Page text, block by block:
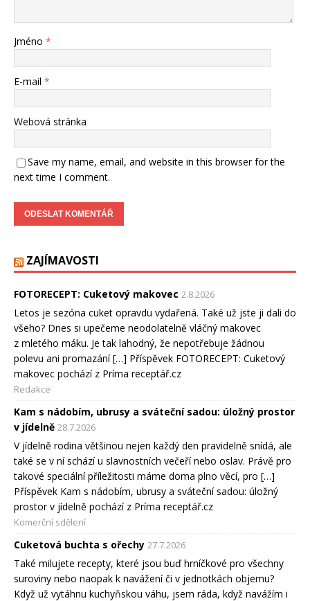
Jméno *
E-mail *
Webová stránka
Save my name, email, and website in this browser for the
next time I comment.
ZAJÍMAVOSTI
FOTORECEPT: Cuketový makovec 2.8.2026
Letos je sezóna cuket opravdu vydařená. Také už jste ji dali do
všeho? Dnes si upečeme neodolatelně vláčný makovec
z mletého máku. Je tak lahodný, že nepotřebuje žádnou
polevu ani promazání […] Příspěvek FOTORECEPT: Cuketový
makovec pochází z Príma receptář.cz
Redakce
Kam s nádobím, ubrusy a sváteční sadou: úložný prostor
v jídelně 28.7.2026
V jídelně rodina většinou nejen každý den pravidelně snídá, ale
také se v ní schází u slavnostních večeří nebo oslav. Právě pro
takové speciální příležitosti máme doma plno věcí, pro […]
Příspěvek Kam s nádobím, ubrusy a sváteční sadou: úložný
prostor v jídelně pochází z Príma receptář.cz
Komerční sdělení
Cuketová buchta s ořechy 27.7.2026
Také milujete recepty, které jsou buď hrníčkové pro všechny
suroviny nebo naopak k navážení či v jednotkách objemu?
Když už vytáhnu kuchyňskou váhu, jsem ráda, když navážím i